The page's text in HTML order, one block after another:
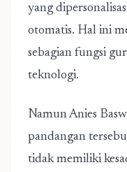
yang
otomatis. Hal ini
sebagian fungsi
teknologi.
Namun Anies
pandangan
tidak memiliki